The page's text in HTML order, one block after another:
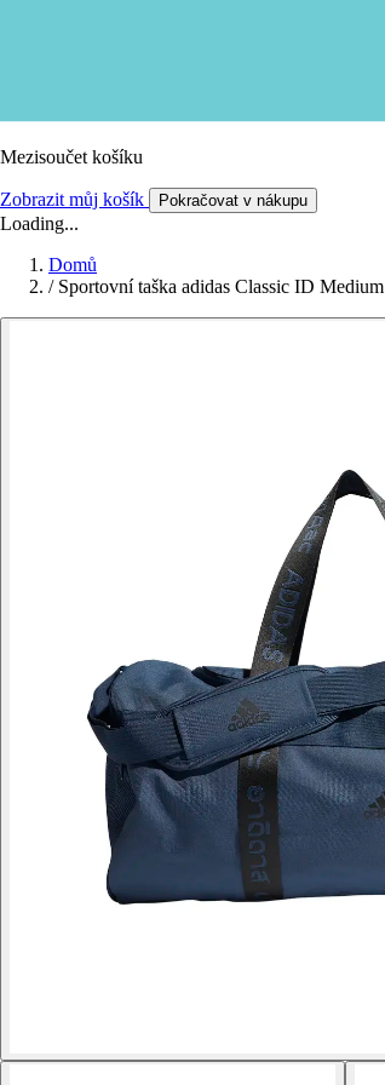
Mezisoučet košíku
Zobrazit můj košík Pokračovat v nákupu
Loading...
Domů
/ Sportovní taška adidas Classic ID Medium